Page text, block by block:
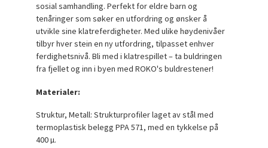
sosial samhandling. Perfekt for eldre barn og
tenåringer som søker en utfordring og ønsker å
utvikle sine klatreferdigheter. Med ulike høydenivåer
tilbyr hver stein en ny utfordring, tilpasset enhver
ferdighetsnivå. Bli med i klatrespillet – ta buldringen
fra fjellet og inn i byen med ROKO's buldrestener!
Materialer:
Struktur, Metall: Strukturprofiler laget av stål med
termoplastisk belegg PPA 571, med en tykkelse på
400 µ.